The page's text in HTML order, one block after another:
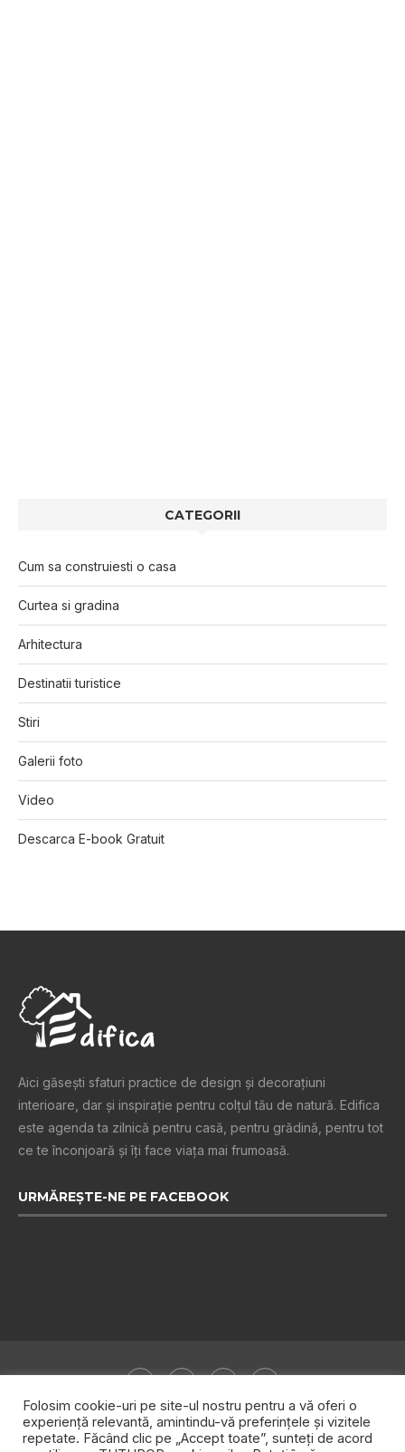
CATEGORII
Cum sa construiesti o casa
Curtea si gradina
Arhitectura
Destinatii turistice
Stiri
Galerii foto
Video
Descarca E-book Gratuit
Aici găsești sfaturi practice de design şi decoraţiuni
interioare, dar și inspiraţie pentru colţul tău de natură. Edifica
este agenda ta zilnică pentru casă, pentru grădină, pentru tot
ce te înconjoară şi îţi face viaţa mai frumoasă.
URMĂREȘTE-NE PE FACEBOOK
Folosim cookie-uri pe site-ul nostru pentru a vă oferi o
experiență relevantă, amintindu-vă preferințele și vizitele
repetate. Făcând clic pe „Accept toate”, sunteți de acord